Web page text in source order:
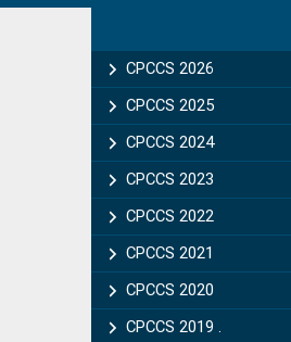
Sidebar
CPCCS 2026
CPCCS 2025
CPCCS 2024
CPCCS 2023
CPCCS 2022
CPCCS 2021
CPCCS 2020
CPCCS 2019 .